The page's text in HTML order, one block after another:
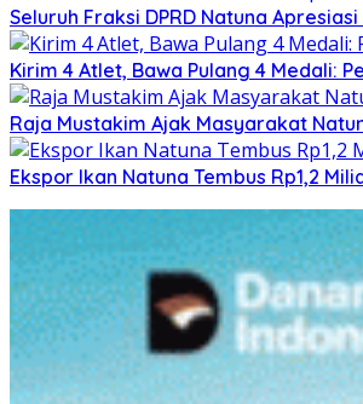
Seluruh Fraksi DPRD Natuna
Kirim 4 Atlet, Bawa Pulang 4 Medali:
Raja Mustakim Ajak Masyarakat
Ekspor Ikan Natuna Tembus Rp1,2